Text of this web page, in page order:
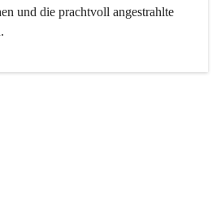
und die prachtvoll angestrahlte
nicht mehr, ist aber integrativer